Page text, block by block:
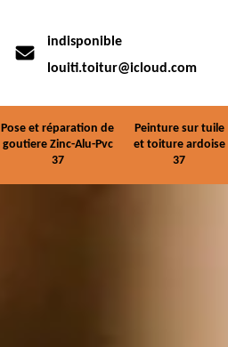
indisponible
louiti.toitur@icloud.com
Pose et réparation de
goutiere Zinc-Alu-Pvc
37
Peinture sur tuile
et toiture ardoise
37